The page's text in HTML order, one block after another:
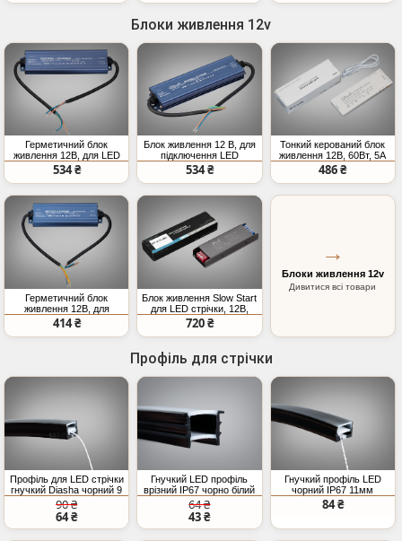
Блоки живлення 12v
Герметичний блок
живлення 12В, для LED
стрічки, 80Вт, 6,66А
534 ₴
Блок живлення 12 В, для
підключення LED
стрічки, 80Вт, 6.67А
534 ₴
Тонкий керований блок
живлення 12В, 60Вт, 5А
486 ₴
Герметичний блок
живлення 12В, для
підключення LED
стрічки, 60Вт, 5А
414 ₴
Блок живлення Slow Start
для LED стрічки, 12В,
300Вт, 25А
720 ₴
→
Блоки живлення 12v
Дивитися всі товари
Профіль для стрічки
Профіль для LED стрічки
гнучкий Diasha чорний 9
мм (ціна за 1 метр)
90 ₴
64 ₴
Гнучкий LED профіль
врізний IP67 чорно білий
10мм (ціна за 1 метр)
64 ₴
43 ₴
Гнучкий профіль LED
чорний IP67 11мм
двокамерний (ціна за 1
метр)
84 ₴